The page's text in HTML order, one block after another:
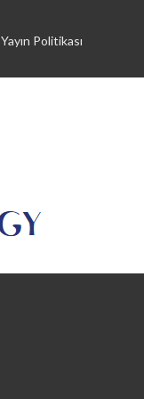
Yayın Politikası